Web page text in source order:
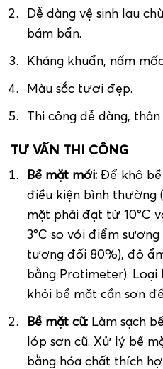
Dễ dàng vệ sinh lau
bám bẩn.
Kháng khuẩn, nấm
Màu sắc tươi đẹp.
Thi công dễ dàng,
TƯ VẤN THI CÔNG
Bề mặt mới: Để khô
điều kiện bình thường
mặt phải đạt từ 10°C
3°C so với điểm
tương đối 80%), độ
bằng Protimeter).
khỏi bề mặt cần sơn
Bề mặt cũ: Làm sạch
lớp sơn cũ. Xử lý bề
bằng hóa chất thích